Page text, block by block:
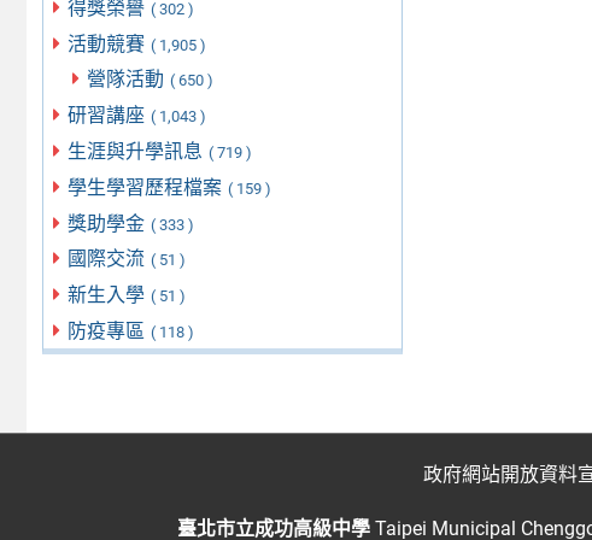
得獎榮譽 ( 302 )
活動競賽 ( 1,905 )
營隊活動 ( 650 )
研習講座 ( 1,043 )
生涯與升學訊息 ( 719 )
學生學習歷程檔案 ( 159 )
獎助學金 ( 333 )
國際交流 ( 51 )
新生入學 ( 51 )
防疫專區 ( 118 )
政府網站開放資料
臺北市立成功高級中學Taipei Municipal